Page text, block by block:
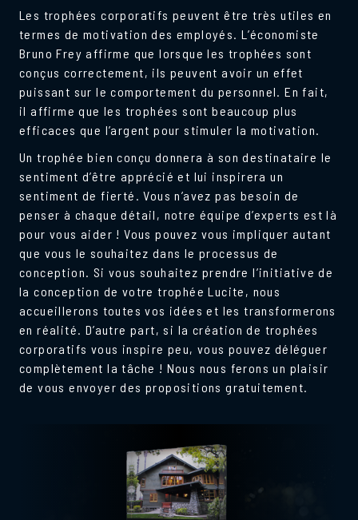
Les trophées corporatifs peuvent être très utiles en
termes de motivation des employés. L’économiste
Bruno Frey affirme que lorsque les trophées sont
conçus correctement, ils peuvent avoir un effet
puissant sur le comportement du personnel. En fait,
il affirme que les trophées sont beaucoup plus
efficaces que l’argent pour stimuler la motivation.
Un trophée bien conçu donnera à son destinataire le
sentiment d’être apprécié et lui inspirera un
sentiment de fierté. Vous n’avez pas besoin de
penser à chaque détail, notre équipe d’experts est là
pour vous aider ! Vous pouvez vous impliquer autant
que vous le souhaitez dans le processus de
conception. Si vous souhaitez prendre l’initiative de
la conception de votre trophée Lucite, nous
accueillerons toutes vos idées et les transformerons
en réalité. D’autre part, si la création de trophées
corporatifs vous inspire peu, vous pouvez déléguer
complètement la tâche ! Nous nous ferons un plaisir
de vous envoyer des propositions gratuitement.